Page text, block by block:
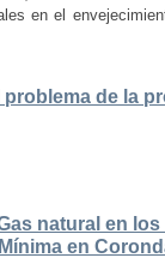
en el
de la
natural en
en